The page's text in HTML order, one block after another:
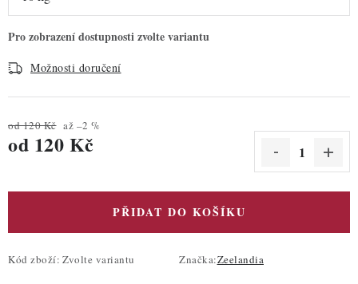
Možnosti doručení
od 120 Kč až –2 %
od 120 Kč
PŘIDAT DO KOŠÍKU
Kód zboží: Zvolte variantu Značka:Zeelandia